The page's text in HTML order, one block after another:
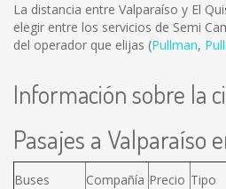
La distancia entre Valparaíso y El
elegir entre los servicios de Semi
del operador que elijas (Pullman,
Información sobre la
Pasajes a Valparaíso
Buses Compañía Precio Tipo